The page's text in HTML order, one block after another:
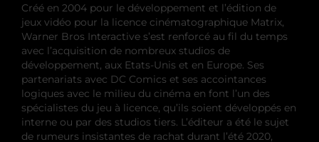
Créé en 2004 pour le développement et l’édition de
jeux vidéo pour la licence cinématographique Matrix,
Warner Bros Interactive s’est renforcé au fil du temps
avec l’acquisition de nombreux studios de
développement, aux Etats-Unis et en Europe. Ses
partenariats avec DC Comics et ses accointances
logiques avec le milieu du cinéma en font l’un des
spécialistes du jeu à licence, qu’ils soient développés en
interne ou par des studios tiers. L’éditeur a été le sujet
de rumeurs insistantes de rachat durant l’été 2020,